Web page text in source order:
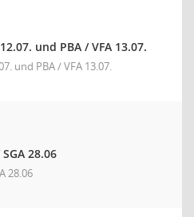
und PBA / VFA 13.07.
und PBA / VFA 13.07.
28.06
28.06